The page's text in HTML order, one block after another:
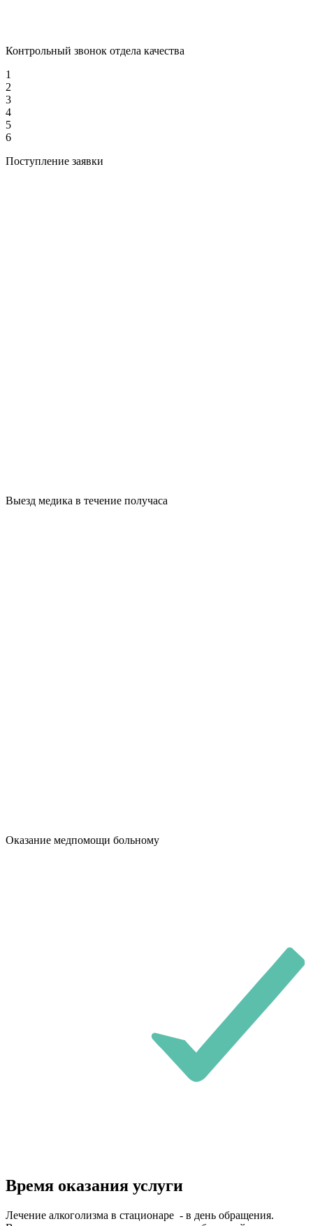
Контрольный звонок отдела качества
1
2
3
4
5
6
Поступление заявки
Выезд медика в течение получаса
Оказание медпомощи больному
Время оказания услуги
Лечение алкоголизма в стационаре - в день обращения.